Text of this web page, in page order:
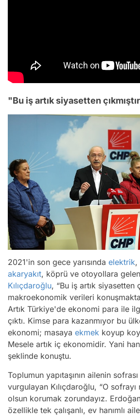
"Bu iş artık siyasetten
2021'in son gece yarısında elektrik,
akaryakıt, köprü ve otoyollara gelen
Kılıçdaroğlu, “Bu iş artık siyasetten
makroekonomik verileri
Artık Türkiye'de ekonomi para ile
çıktı. Kimse para kazanmıyor bu
ekonomi; masaya ekmek koyup
Mesele artık iç ekonomidir. Yani
şeklinde konuştu.
Toplumun yapıtaşının ailenin
vurgulayan Kılıçdaroğlu, “O sofrayı
olsun korumak zorundayız.
özellikle tek çalışanlı, ev hanımlı